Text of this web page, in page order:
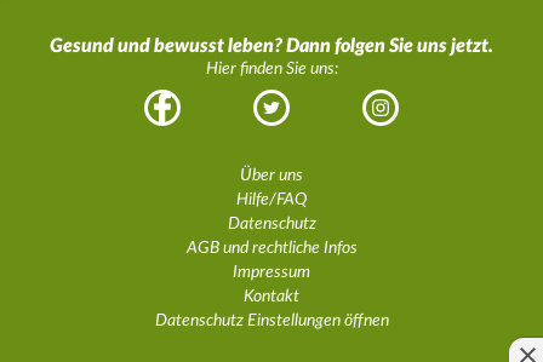
Gesund und bewusst leben? Dann folgen Sie uns jetzt.
Hier finden Sie uns:
Facebook Twitter Instagram
Über uns
Hilfe/FAQ
Datenschutz
AGB und rechtliche Infos
Impressum
Kontakt
Datenschutz Einstellungen öffnen